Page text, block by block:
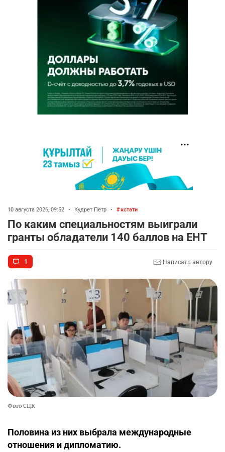
10 августа 2026, 09:52 • Кудрет Петр • кстати
По каким специальностям выиграли
гранты обладатели 140 баллов на ЕНТ
1 Написать автору
Фото СЦК
Половина из них выбрала международные
отношения и дипломатию.